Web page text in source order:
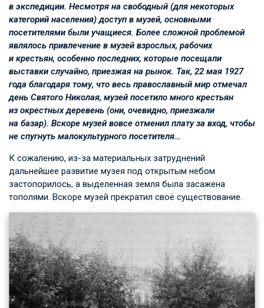
в экспедиции. Несмотря на свободный (для некоторых
категорий населения) доступ в музей, основными
посетителями были учащиеся. Более сложной проблемой
являлось привлечение в музей взрослых, рабочих
и крестьян, особенно последних, которые посещали
выставки случайно, приезжая на рынок. Так, 22 мая 1927
года благодаря тому, что весь православный мир отмечал
день Святого Николая, музей посетило много крестьян
из окрестных деревень (они, очевидно, приезжали
на базар). Вскоре музей вовсе отменил плату за вход, чтобы
не спугнуть малокультурного посетителя…
К сожалению, из-за материальных затруднений
дальнейшее развитие музея под открытым небом
застопорилось, а выделенная земля была засажена
тополями. Вскоре музей прекратил своё существование.